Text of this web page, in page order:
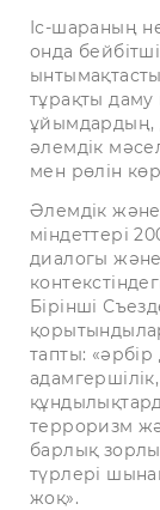
Іс-шараның
онда
тұрақты
ұйымдардың,
әлемдік
мен рөлін
Әлемдік және
міндеттері
диалогы
Бірінші
тапты: «әрбір
терроризм
барлық
түрлері
жоқ».